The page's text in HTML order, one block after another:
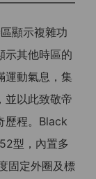
顯示複雜功
示其他時區的
運動氣息，集
並以此致敬帝
歷程。Black
型，內置多
固定外圈及標